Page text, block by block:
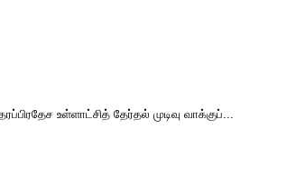
உள்ளாட்சித் தேர்தல் முடிவு வாக்குப்...